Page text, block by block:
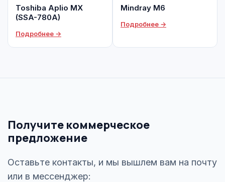
Toshiba Aplio MX
(SSA-780A)
Подробнее →
Mindray M6
Подробнее →
Получите коммерческое
предложение
Оставьте контакты, и мы вышлем вам на почту
или в мессенджер: